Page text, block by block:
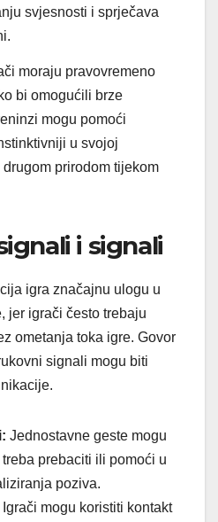
svjesnosti i sprječava
moraju pravovremeno
bi omogućili brze
mogu pomoći
u svojoj
prirodom tijekom
i signali
igra značajnu ulogu u
jer igrači često trebaju
ometanja toka igre. Govor
signali mogu biti
Jednostavne geste mogu
prebaciti ili pomoći u
poziva.
Igrači mogu koristiti kontakt